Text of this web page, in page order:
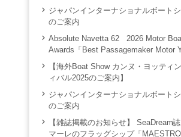
ジャパンインターナショナルボート
のご案内
Absolute Navetta 62 2026 Motor
Awards「Best Passagemaker Motor
【海外Boat Show カンヌ・ヨッティ
ィバル2025のご案内】
ジャパンインターナショナルボート
のご案内
【雑誌掲載のお知らせ】 SeaDream
マーレのフラッグシップ「